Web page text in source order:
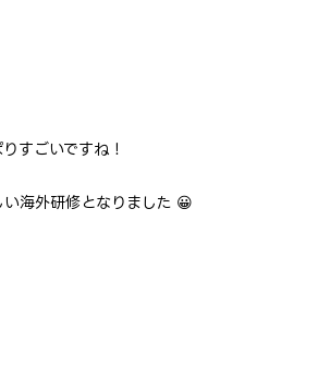
すごいですね！
い海外研修となりました 😀